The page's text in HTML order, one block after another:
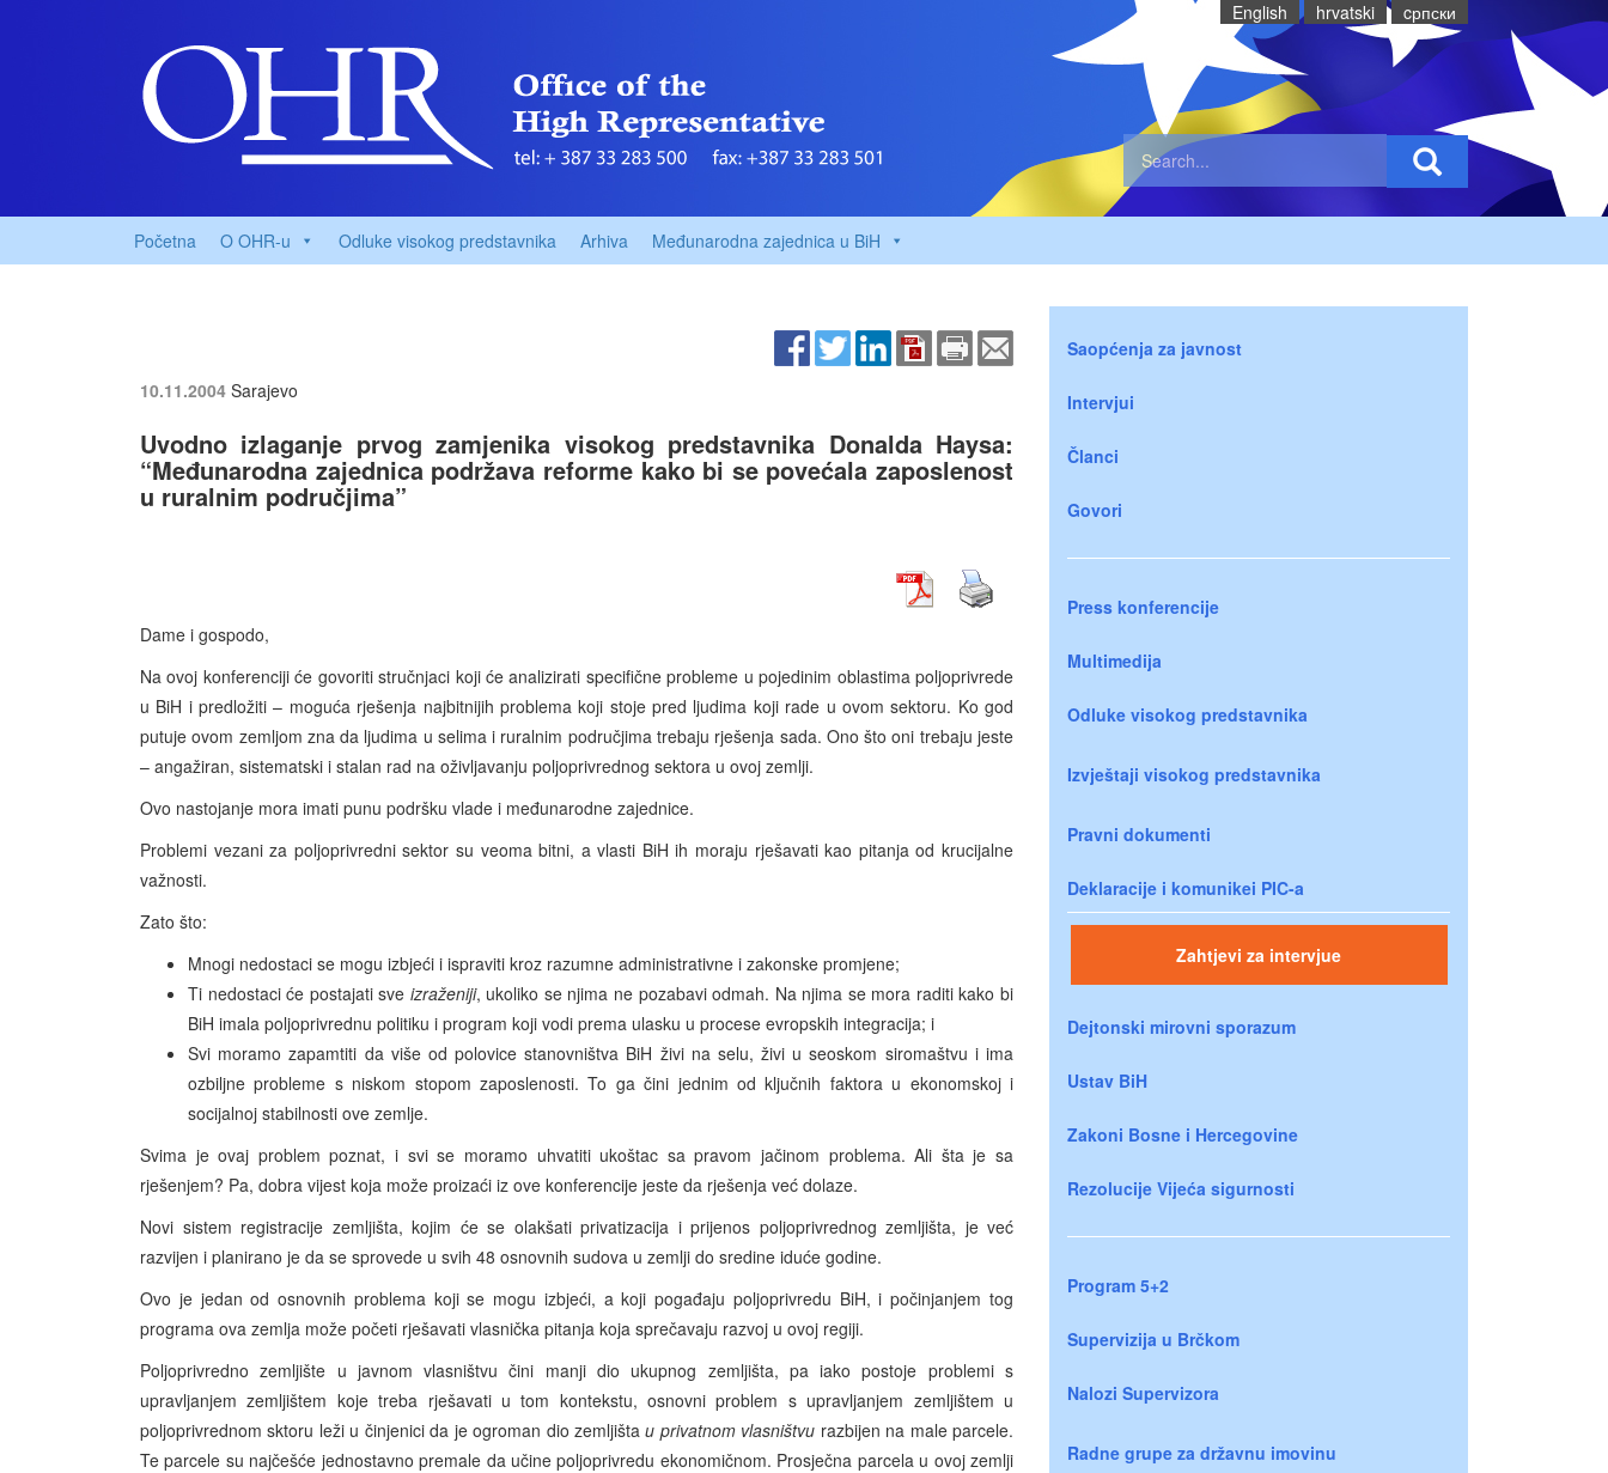
English hrvatski cрпски
Početna O OHR-u Odluke visokog predstavnika Arhiva Međunarodna zajednica u BiH
10.11.2004 Sarajevo
Uvodno izlaganje prvog zamjenika visokog predstavnika Donalda Haysa:
“Međunarodna zajednica podržava reforme kako bi se povećala zaposlenost
u ruralnim područjima”
Dame i gospodo,
Na ovoj konferenciji će govoriti stručnjaci koji će analizirati specifične probleme u pojedinim oblastima poljoprivrede
u BiH i predložiti – moguća rješenja najbitnijih problema koji stoje pred ljudima koji rade u ovom sektoru. Ko god
putuje ovom zemljom zna da ljudima u selima i ruralnim područjima trebaju rješenja sada. Ono što oni trebaju jeste
– angažiran, sistematski i stalan rad na oživljavanju poljoprivrednog sektora u ovoj zemlji.
Ovo nastojanje mora imati punu podršku vlade i međunarodne zajednice.
Problemi vezani za poljoprivredni sektor su veoma bitni, a vlasti BiH ih moraju rješavati kao pitanja od krucijalne
važnosti.
Zato što:
Mnogi nedostaci se mogu izbjeći i ispraviti kroz razumne administrativne i zakonske promjene;
Ti nedostaci će postajati sve izraženiji, ukoliko se njima ne pozabavi odmah. Na njima se mora raditi kako bi
BiH imala poljoprivrednu politiku i program koji vodi prema ulasku u procese evropskih integracija; i
Svi moramo zapamtiti da više od polovice stanovništva BiH živi na selu, živi u seoskom siromaštvu i ima
ozbiljne probleme s niskom stopom zaposlenosti. To ga čini jednim od ključnih faktora u ekonomskoj i
socijalnoj stabilnosti ove zemlje.
Svima je ovaj problem poznat, i svi se moramo uhvatiti ukoštac sa pravom jačinom problema. Ali šta je sa
rješenjem? Pa, dobra vijest koja može proizaći iz ove konferencije jeste da rješenja već dolaze.
Novi sistem registracije zemljišta, kojim će se olakšati privatizacija i prijenos poljoprivrednog zemljišta, je već
razvijen i planirano je da se sprovede u svih 48 osnovnih sudova u zemlji do sredine iduće godine.
Ovo je jedan od osnovnih problema koji se mogu izbjeći, a koji pogađaju poljoprivredu BiH, i počinjanjem tog
programa ova zemlja može početi rješavati vlasnička pitanja koja sprečavaju razvoj u ovoj regiji.
Poljoprivredno zemljište u javnom vlasništvu čini manji dio ukupnog zemljišta, pa iako postoje problemi s
upravljanjem zemljištem koje treba rješavati u tom kontekstu, osnovni problem s upravljanjem zemljištem u
poljoprivrednom sktoru leži u činjenici da je ogroman dio zemljištau privatnom vlasništvu razbijen na male parcele.
Te parcele su najčešće jednostavno premale da učine poljoprivredu ekonomičnom. Prosječna parcela u ovoj zemlji
Saopćenja za javnost
Intervjui
Članci
Govori
Press konferencije
Multimedija
Odluke visokog predstavnika
Izvještaji visokog predstavnika
Pravni dokumenti
Deklaracije i komunikei PIC-a
Zahtjevi za intervjue
Dejtonski mirovni sporazum
Ustav BiH
Zakoni Bosne i Hercegovine
Rezolucije Vijeća sigurnosti
Program 5+2
Supervizija u Brčkom
Nalozi Supervizora
Radne grupe za državnu imovinu